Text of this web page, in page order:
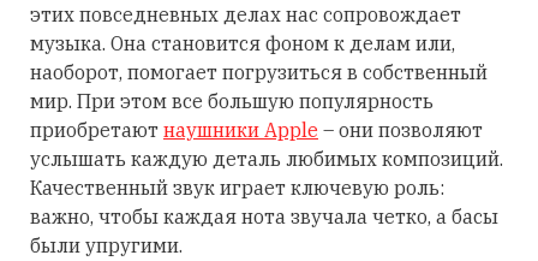
этих повседневных делах нас сопровождает
музыка. Она становится фоном к делам или,
наоборот, помогает погрузиться в собственный
мир. При этом все большую популярность
приобретают наушники Apple – они позволяют
услышать каждую деталь любимых композиций.
Качественный звук играет ключевую роль:
важно, чтобы каждая нота звучала четко, а басы
были упругими.